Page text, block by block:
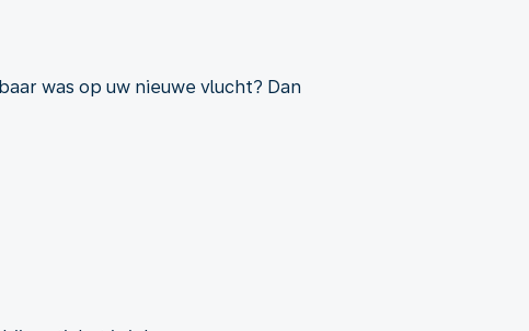
was op uw nieuwe vlucht? Dan